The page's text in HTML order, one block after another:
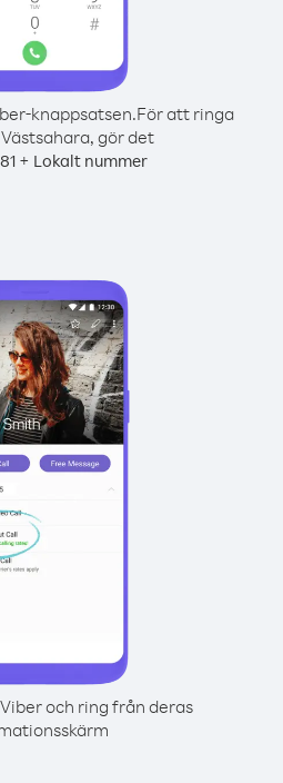
knappsatsen.För att ringa
gör det
81 + Lokalt nummer
och ring från deras